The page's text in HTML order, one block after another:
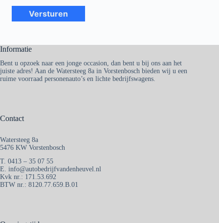
Informatie
Bent u opzoek naar een jonge occasion, dan bent u bij ons aan het
juiste adres! Aan de Watersteeg 8a in Vorstenbosch bieden wij u een
ruime voorraad personenauto’s en lichte bedrijfswagens.
Contact
Watersteeg 8a
5476 KW Vorstenbosch
T. 0413 – 35 07 55
E. info@autobedrijfvandenheuvel.nl
Kvk nr.: 171.53.692
BTW nr.: 8120.77.659.B.01